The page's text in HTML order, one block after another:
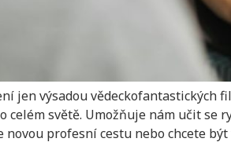
jen výsadou vědeckofantastických
celém světě. Umožňuje nám učit
novou profesní cestu nebo chcete